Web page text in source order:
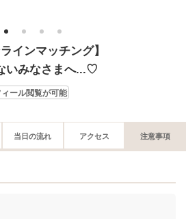
1 2 3 4
インマッチング】
いみなさまへ...♡
ィール閲覧が可能
当日の流れ アクセス 注意事項